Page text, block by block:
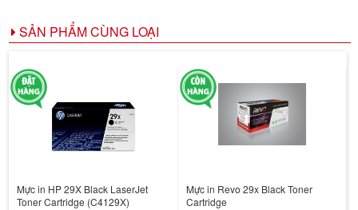
SẢN PHẨM CÙNG LOẠI
Mực in HP 29X Black LaserJet
Toner Cartridge (C4129X)
Mực in Revo 29x Black Toner
Cartridge